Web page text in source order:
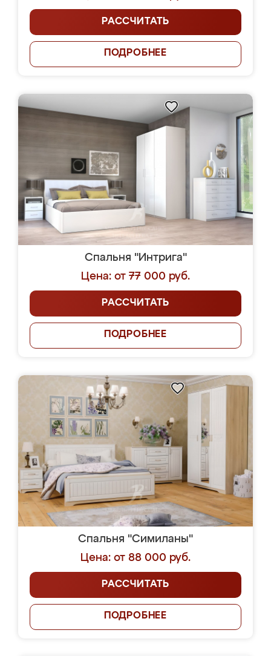
РАССЧИТАТЬ
ПОДРОБНЕЕ
Спальня "Интрига"
Цена: от 77 000 руб.
РАССЧИТАТЬ
ПОДРОБНЕЕ
Спальня "Симиланы"
Цена: от 88 000 руб.
РАССЧИТАТЬ
ПОДРОБНЕЕ